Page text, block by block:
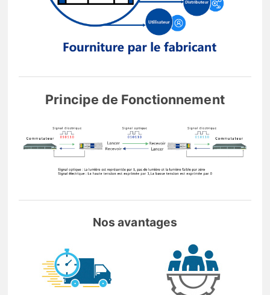
Principe de Fonctionnement
Nos avantages